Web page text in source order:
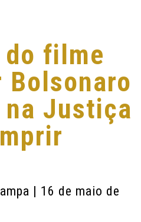
do filme
na Justiça
| 16 de maio de